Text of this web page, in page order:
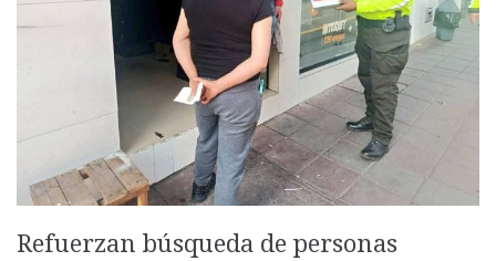
Refuerzan búsqueda de personas